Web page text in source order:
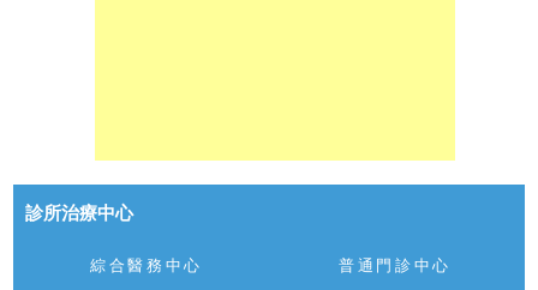
診所治療中心
綜合醫務中心 普通門診中心